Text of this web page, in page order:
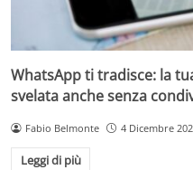
WhatsApp ti tradisce: la
svelata anche senza
Fabio Belmonte 4 Dicembre
Leggi di più